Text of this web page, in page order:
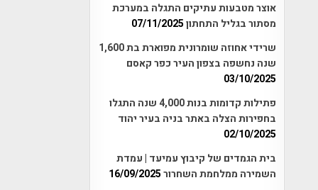
אוצר מטבעות עתיקים התגלה במערכת
מסתור בגליל התחתון07/11/2025
שרידי אחוזה שומרונית מפוארת בת 1,600
שנה נחשפה בצפון העיר כפר קאסם
03/10/2025
פתילות קדומות בנות 4,000 שנה התגלו
בחפירות הצלה באתר בניה בעיר יהוד
02/10/2025
בית הגמדים של קיבוץ עמיעד | עמדת
השמירה ממלחמת השחרור16/09/2025